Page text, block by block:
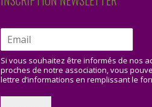
Si vous souhaitez être informés de nos
proches de notre association, vous
lettre d’informations en remplissant le